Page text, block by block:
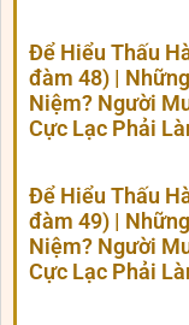
Để Hiểu Thấu
đàm 48) |
Niệm? Người
Cực Lạc Phải
Để Hiểu Thấu
đàm 49) |
Niệm? Người
Cực Lạc Phải